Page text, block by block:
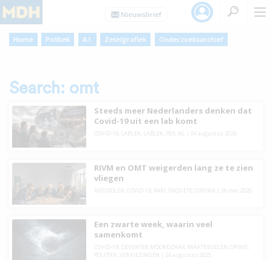
Home Politiek A.I. Zetelgrafiek Onderzoeksarchief
Search: omt
Steeds meer Nederlanders denken dat
Covid-19 uit een lab komt
COVID-19, LABLEK LABLEK PEIL.NL | 04 augustus 2026
RIVM en OMT weigerden lang ze te zien
vliegen
AEROSOLEN COVID-19, PARL.ENQUETE CORONA | 26 mei 2026
Een zwarte week, waarin veel
samenkomt
COVID-19, DEVENTER MOORDZAAK MAATREGELEN OPINIE
POLITIEK
VERKIEZINGEN | 24 augustus 2025